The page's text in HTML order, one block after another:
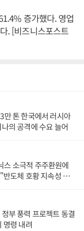
증가했다. 영업
. [비즈니스포스트
만 톤 한국에서 러시아
의 공격에 수요 늘어
스 소극적 주주환원에
도체 호황 지속성 의
부 풍력 프로젝트 동결
명령 내려